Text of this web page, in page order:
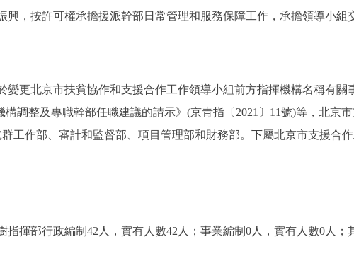
，按許可權承擔援派幹部日常管理和服務保障工作，承擔領導小組
北京市扶貧協作和支援合作工作領導小組前方指揮機構名稱有關事
調整及專職幹部任職建議的請示》(京青指〔2021〕11號)等，北京
工作部、審計和監督部、項目管理部和財務部。下屬北京市支援合
部行政編制42人，實有人數42人；事業編制0人，實有人數0人；